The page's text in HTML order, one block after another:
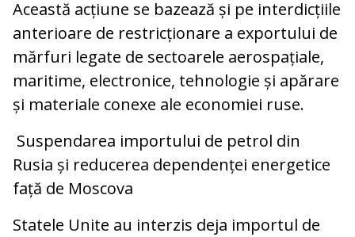
Această acțiune se bazează și pe interdicțiile
anterioare de restricționare a exportului de
mărfuri legate de sectoarele aerospațiale,
maritime, electronice, tehnologie și apărare
și materiale conexe ale economiei ruse.
Suspendarea importului de petrol din
Rusia și reducerea dependenței energetice
față de Moscova
Statele Unite au interzis deja importul de